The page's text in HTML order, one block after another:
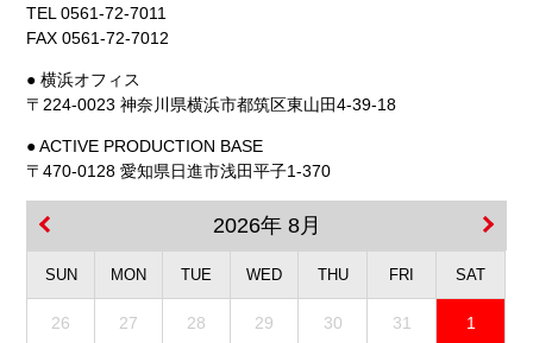
TEL 0561-72-7011
FAX 0561-72-7012
● 横浜オフィス
〒224-0023 神奈川県横浜市都筑区東山田4-39-18
● ACTIVE PRODUCTION BASE
〒470-0128 愛知県日進市浅田平子1-370
2026年 8月
SUN MON TUE WED THU FRI SAT
26 27 28 29 30 31 1